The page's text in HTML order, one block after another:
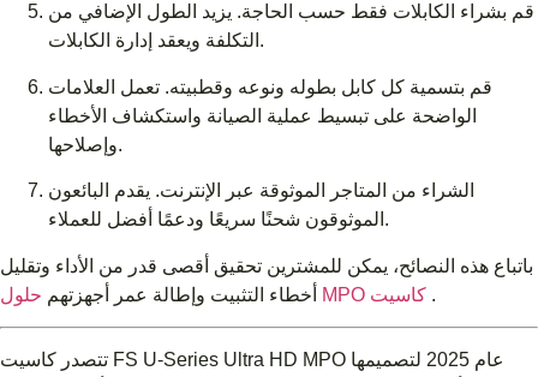
قم بشراء الكابلات فقط حسب الحاجة. يزيد الطول الإضافي من
التكلفة ويعقد إدارة الكابلات.
قم بتسمية كل كابل بطوله ونوعه وقطبيته. تعمل العلامات
الواضحة على تبسيط عملية الصيانة واستكشاف الأخطاء
وإصلاحها.
الشراء من المتاجر الموثوقة عبر الإنترنت. يقدم البائعون
الموثوقون شحنًا سريعًا ودعمًا أفضل للعملاء.
باتباع هذه النصائح، يمكن للمشترين تحقيق أقصى قدر من الأداء وتقليل
أخطاء التثبيت وإطالة عمر أجهزتهم
.
تتصدر كاسيت FS U-Series Ultra HD MPO عام 2025 لتصميمها